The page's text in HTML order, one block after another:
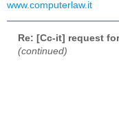
www.computerlaw.it
Re: [Cc-it] request
(continued)